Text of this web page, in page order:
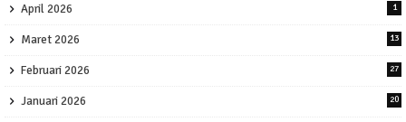
April 2026 1
Maret 2026 13
Februari 2026 27
Januari 2026 20